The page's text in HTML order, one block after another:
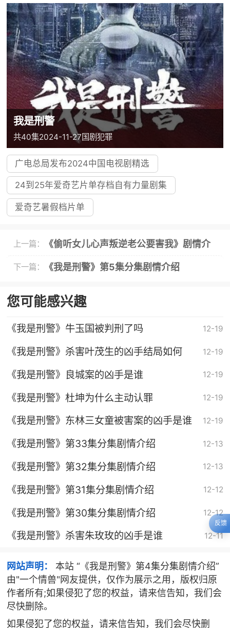
我是刑警
共40集2024-11-27国剧犯罪
广电总局发布2024中国电视剧精选
24到25年爱奇艺片单存档自有力量剧集
爱奇艺暑假档片单
上一篇： 《偷听女儿心声叛逆老公要害我》剧情介
绍
下一篇： 《我是刑警》第5集分集剧情介绍
您可能感兴趣
《我是刑警》牛玉国被判刑了吗 12-19
《我是刑警》杀害叶茂生的凶手结局如何 12-19
《我是刑警》良城案的凶手是谁 12-19
《我是刑警》杜坤为什么主动认罪 12-19
《我是刑警》东林三女童被害案的凶手是谁 12-19
《我是刑警》第33集分集剧情介绍 12-13
《我是刑警》第32集分集剧情介绍 12-13
《我是刑警》第31集分集剧情介绍 12-12
《我是刑警》第30集分集剧情介绍 12-12
《我是刑警》杀害朱玫玫的凶手是谁 12-11
网站声明：
本站 “《我是刑警》第4集分集剧情介绍”
由"一个情兽"网友提供，仅作为展示之用，版权归原
作者所有;如果侵犯了您的权益，请来信告知，我们会
尽快删除。
如果侵犯了您的权益，请来信告知，我们会尽快删
反馈